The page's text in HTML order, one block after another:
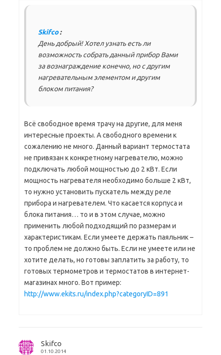
Skifco:
День добрый! Хотел узнать есть ли
возможность собрать данный прибор Вами
за вознаграждение конечно, но с другим
нагревательным элементом и другим
блоком питания?
Всё свободное время трачу на другие, для меня
интересные проекты. А свободного времени к
сожалению не много. Данный вариант термостата
не привязан к конкретному нагревателю, можно
подключать любой мощностью до 2 кВт. Если
мощность нагревателя необходимо больше 2 кВт,
то нужно установить пускатель между реле
прибора и нагревателем. Что касается корпуса и
блока питания… то и в этом случае, можно
применить любой подходящий по размерам и
характеристикам. Если умеете держать паяльник –
то проблем не должно быть. Если не умеете или не
хотите делать, но готовы заплатить за работу, то
готовых термометров и термостатов в интернет-
магазинах много. Вот пример:
http://www.ekits.ru/index.php?categoryID=891
Skifco
01.10.2014